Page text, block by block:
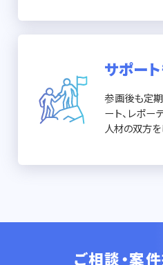
サポー
参画後も定期
ート、レポ
人材の双方を
ご相談・案